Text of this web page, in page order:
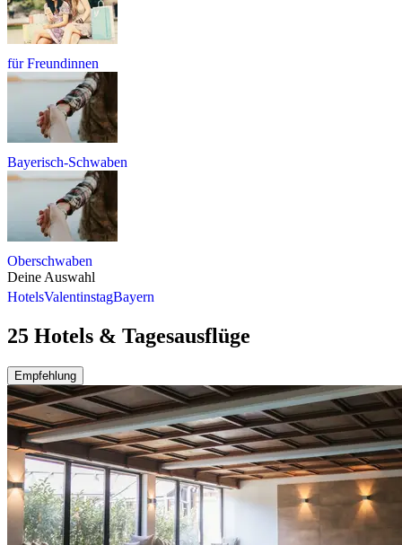
für Freundinnen
Bayerisch-Schwaben
Oberschwaben
Deine Auswahl
HotelsValentinstagBayern
25 Hotels & Tagesausflüge
Empfehlung